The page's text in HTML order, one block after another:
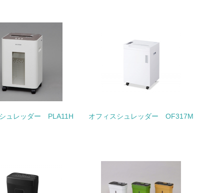
の取り組みを行っている
目標や計画を立てている
ル目標や計画を立てている
林、天然林保護、間伐＞、認証品の
ュレッダー PLA11H オフィスシュレッダー OF317M